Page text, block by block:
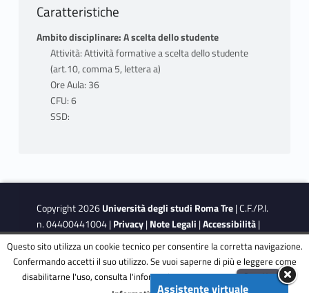
Caratteristiche
Ambito disciplinare: A scelta dello studente
Attività: Attività formative a scelta dello studente
(art.10, comma 5, lettera a)
Ore Aula: 36
CFU: 6
SSD:
Copyright 2026Università degli studi Roma Tre| C.F./P.I.
n. 04400441004 |Privacy|Note Legali |Accessibilità|
Obiettivi di accessibilità
| Dichiarazione di accessibilità
Assistente virtuale
This site is protected by reCAPTCHA and the GooglePrivacy
Questo sito utilizza un cookie tecnico per consentire la corretta navigazione.
Confermando accetti il suo utilizzo. Se vuoi saperne di più e leggere come
disabilitarne l'uso, consulta l'informativa estesa.ENG
Accetta